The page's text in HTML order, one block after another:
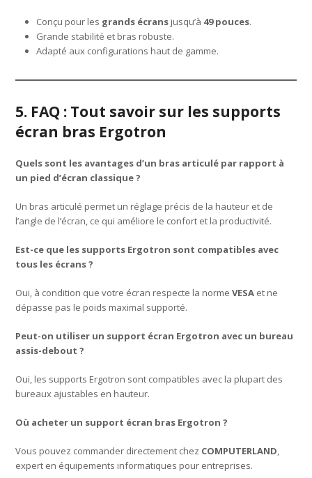
Conçu pour les grands écrans jusqu’à 49 pouces.
Grande stabilité et bras robuste.
Adapté aux configurations haut de gamme.
5. FAQ : Tout savoir sur les supports
écran bras Ergotron
Quels sont les avantages d’un bras articulé par rapport à
un pied d’écran classique ?
Un bras articulé permet un réglage précis de la hauteur et de
l’angle de l’écran, ce qui améliore le confort et la productivité.
Est-ce que les supports Ergotron sont compatibles avec
tous les écrans ?
Oui, à condition que votre écran respecte la normeVESA et ne
dépasse pas le poids maximal supporté.
Peut-on utiliser un support écran Ergotron avec un bureau
assis-debout ?
Oui, les supports Ergotron sont compatibles avec la plupart des
bureaux ajustables en hauteur.
Où acheter un support écran bras Ergotron ?
Vous pouvez commander directement chez COMPUTERLAND,
expert en équipements informatiques pour entreprises.